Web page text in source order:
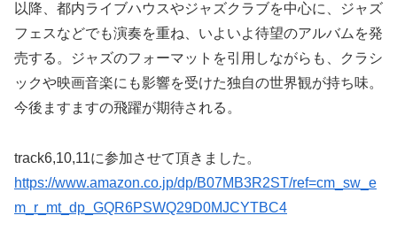
以降、都内ライブハウスやジャズクラブを中心に、ジャズ
フェスなどでも演奏を重ね、いよいよ待望のアルバムを発
売する。ジャズのフォーマットを引用しながらも、クラシ
ックや映画音楽にも影響を受けた独自の世界観が持ち味。
今後ますますの飛躍が期待される。
track6,10,11に参加させて頂きました。
https://www.amazon.co.jp/dp/B07MB3R2ST/ref=cm_sw_e
m_r_mt_dp_GQR6PSWQ29D0MJCYTBC4